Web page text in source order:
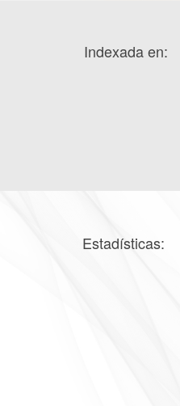
Indexada en:
Estadísticas: